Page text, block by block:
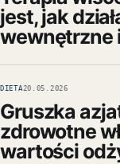
jest, jak
wewnętrzne
DIETA20.05.2026
Gruszka
zdrowotne
wartości